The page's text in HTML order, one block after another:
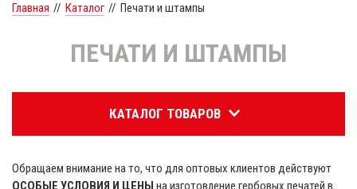
Главная // Каталог // Печати и штампы
ПЕЧАТИ И ШТАМПЫ
КАТАЛОГ ТОВАРОВ
Обращаем внимание на то, что для оптовых клиентов действуют
ОСОБЫЕ УСЛОВИЯ И ЦЕНЫ на изготовление гербовых печатей в